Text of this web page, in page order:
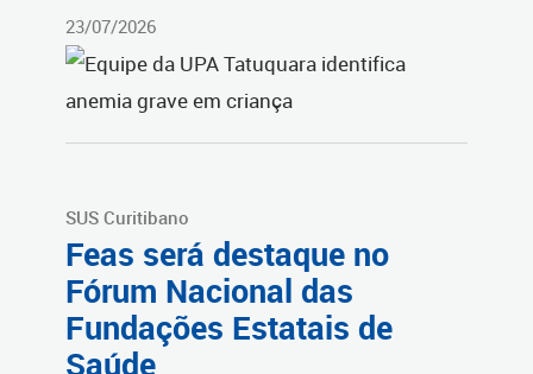
23/07/2026
SUS Curitibano
Feas será destaque no
Fórum Nacional das
Fundações Estatais de
Saúde